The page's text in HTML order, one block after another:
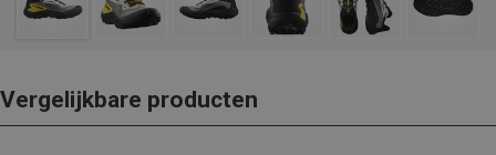
Vergelijkbare producten